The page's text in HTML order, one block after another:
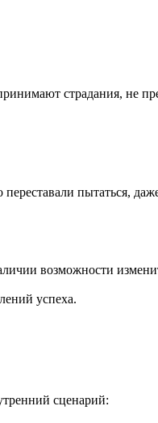
страдания, не
пытаться,
возможности
успеха.
сценарий: